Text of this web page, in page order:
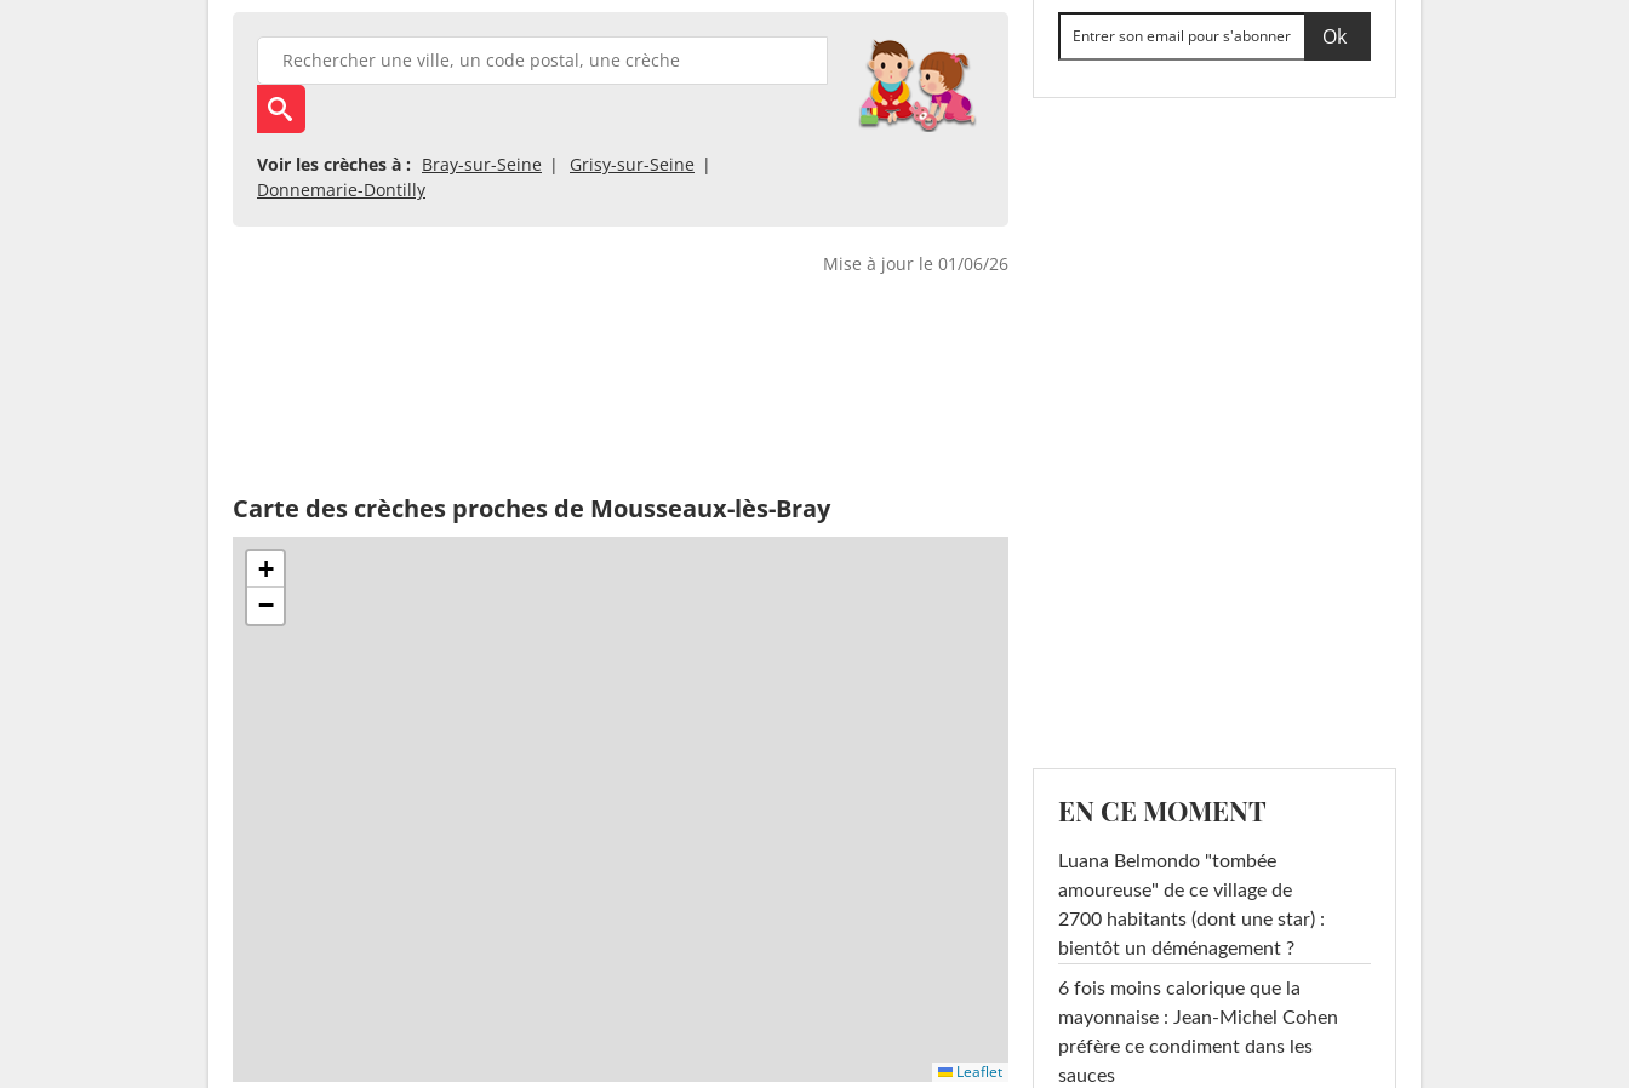
Voir les crèches à : Bray-sur-Seine
Grisy-sur-Seine
Donnemarie-Dontilly
Mise à jour le 01/06/26
Carte des crèches proches de Mousseaux-lès-Bray
+
−
Leaflet
EN CE MOMENT
Luana Belmondo "tombée
amoureuse" de ce village de
2700 habitants (dont une star) :
bientôt un déménagement ?
6 fois moins calorique que la
mayonnaise : Jean-Michel Cohen
préfère ce condiment dans les
sauces